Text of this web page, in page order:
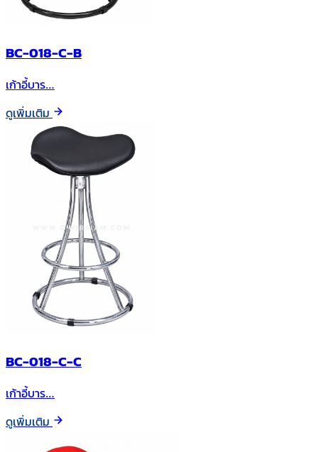
BC-018-C-B
เก้าอี้บาร…
ดูเพิ่มเติม
BC-018-C-C
เก้าอี้บาร…
ดูเพิ่มเติม